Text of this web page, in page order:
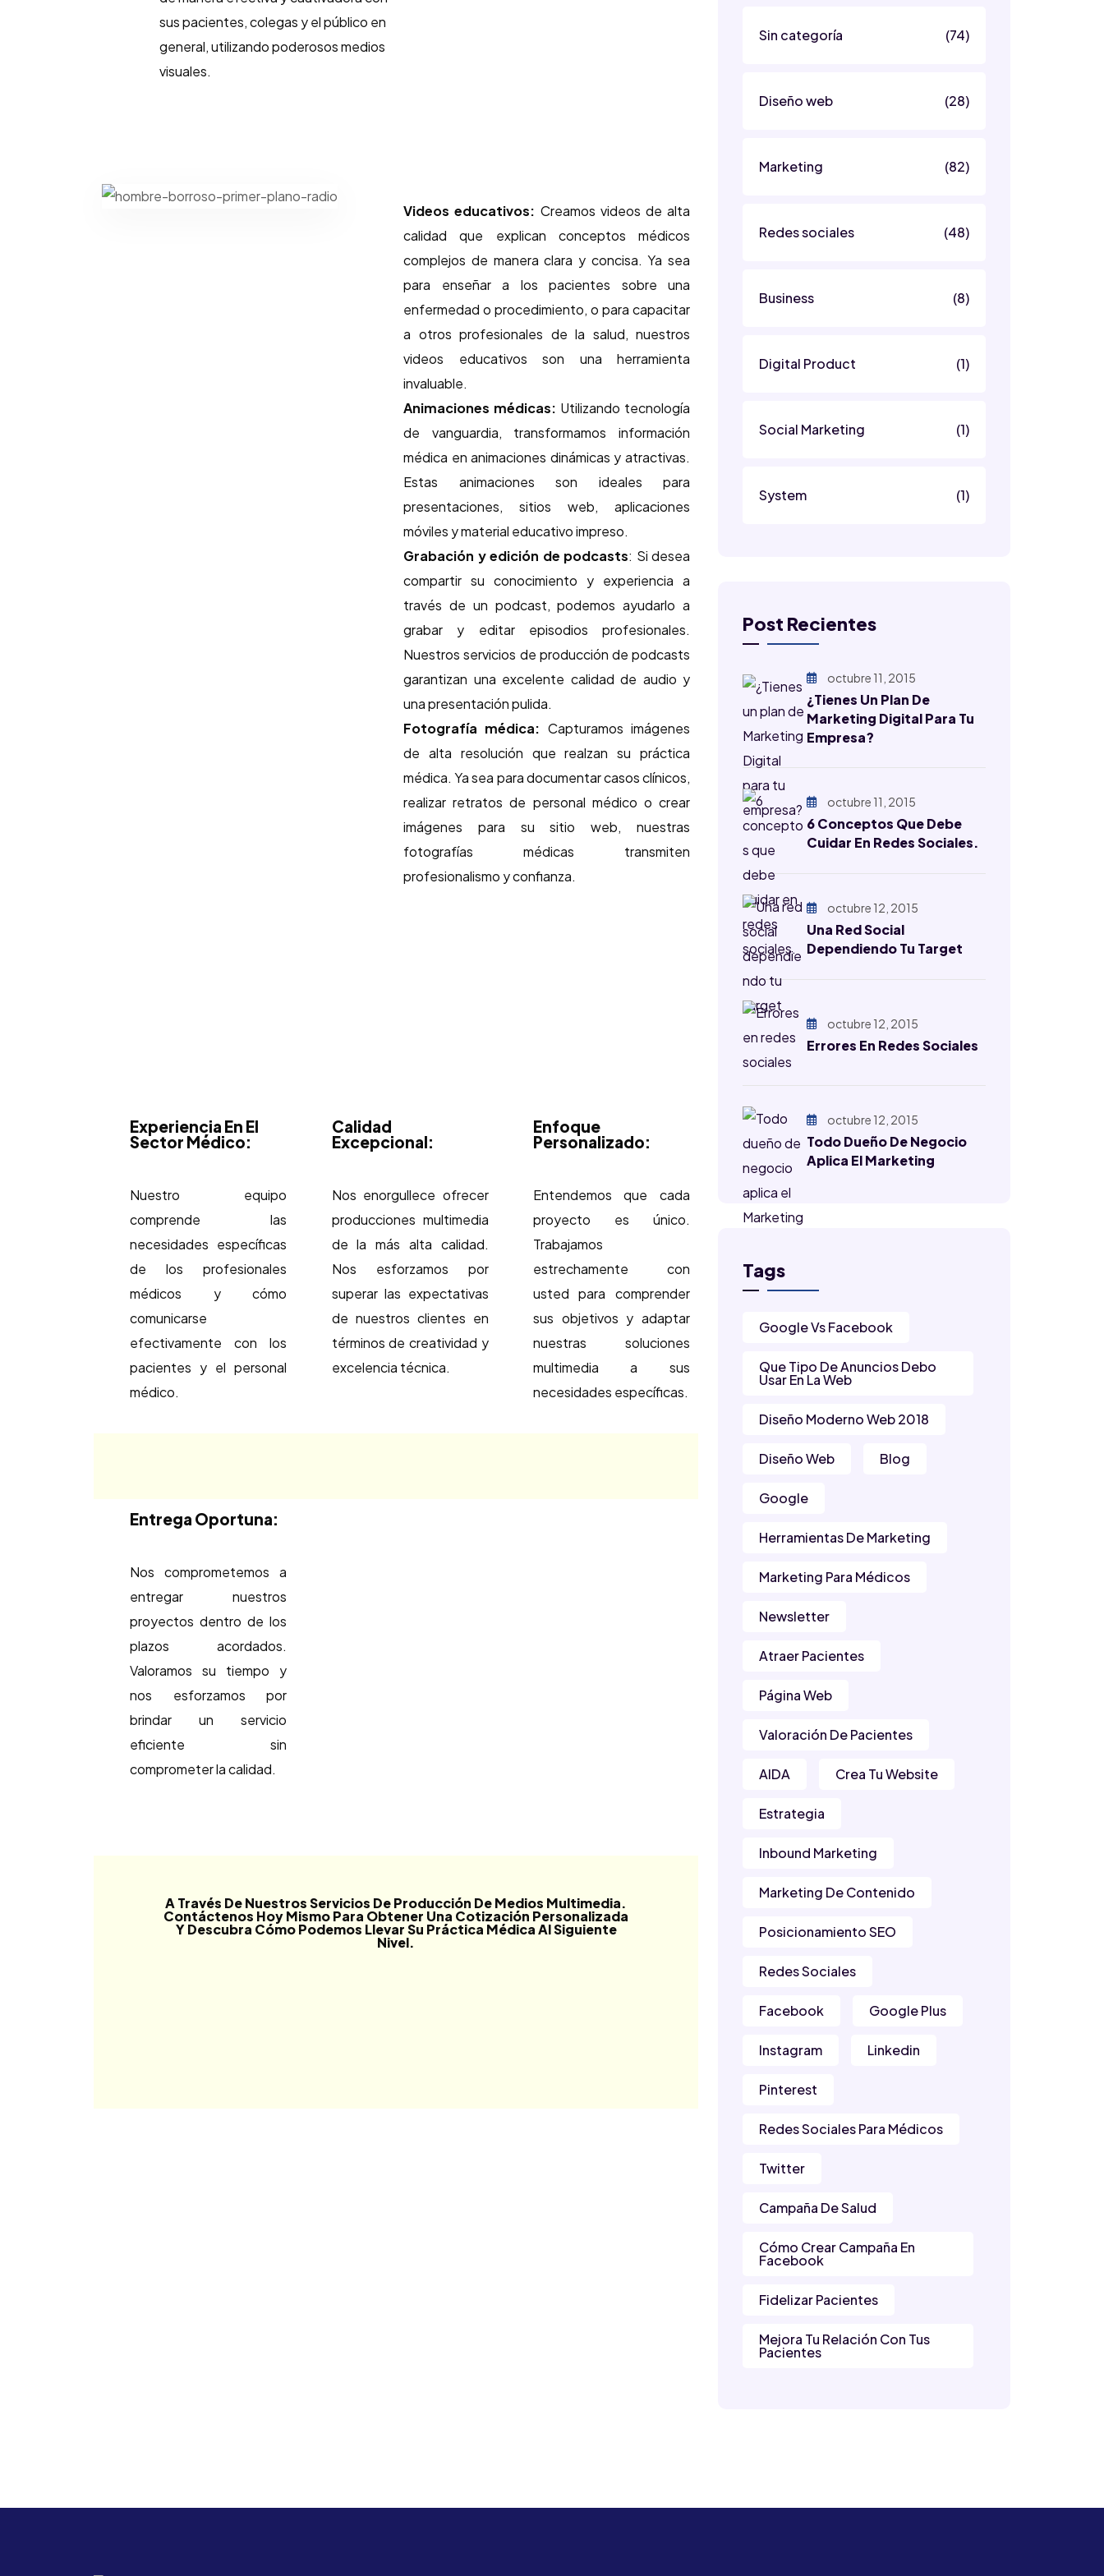
sus pacientes, colegas y el público en
general, utilizando poderosos medios
visuales.
Videos educativos: Creamos videos de alta
calidad que explican conceptos médicos
complejos de manera clara y concisa. Ya sea
para enseñar a los pacientes sobre una
enfermedad o procedimiento, o para capacitar
a otros profesionales de la salud, nuestros
videos educativos son una herramienta
invaluable.
Animaciones médicas: Utilizando tecnología
de vanguardia, transformamos información
médica en animaciones dinámicas y atractivas.
Estas animaciones son ideales para
presentaciones, sitios web, aplicaciones
móviles y material educativo impreso.
Grabación y edición de podcasts: Si desea
compartir su conocimiento y experiencia a
través de un podcast, podemos ayudarlo a
grabar y editar episodios profesionales.
Nuestros servicios de producción de podcasts
garantizan una excelente calidad de audio y
una presentación pulida.
Fotografía médica: Capturamos imágenes
de alta resolución que realzan su práctica
médica. Ya sea para documentar casos clínicos,
realizar retratos de personal médico o crear
imágenes para su sitio web, nuestras
fotografías médicas transmiten
profesionalismo y confianza.
Experiencia En El
Sector Médico:
Nuestro equipo
comprende las
necesidades específicas
de los profesionales
médicos y cómo
comunicarse
efectivamente con los
pacientes y el personal
médico.
Calidad
Excepcional:
Nos enorgullece ofrecer
producciones multimedia
de la más alta calidad.
Nos esforzamos por
superar las expectativas
de nuestros clientes en
términos de creatividad y
excelencia técnica.
Enfoque
Personalizado:
Entendemos que cada
proyecto es único.
Trabajamos
estrechamente con
usted para comprender
sus objetivos y adaptar
nuestras soluciones
multimedia a sus
necesidades específicas.
Entrega Oportuna:
Nos comprometemos a
entregar nuestros
proyectos dentro de los
plazos acordados.
Valoramos su tiempo y
nos esforzamos por
brindar un servicio
eficiente sin
comprometer la calidad.
A Través De Nuestros Servicios De Producción De Medios Multimedia.
Contáctenos Hoy Mismo Para Obtener Una Cotización Personalizada
Y Descubra Cómo Podemos Llevar Su Práctica Médica Al Siguiente
Nivel.
Sin categoría (74)
Diseño web (28)
Marketing (82)
Redes sociales (48)
Business (8)
Digital Product (1)
Social Marketing (1)
System (1)
Post Recientes
octubre 11, 2015
¿Tienes Un Plan De
Marketing Digital Para Tu
Empresa?
octubre 11, 2015
6 Conceptos Que Debe
Cuidar En Redes Sociales.
octubre 12, 2015
Una Red Social
Dependiendo Tu Target
octubre 12, 2015
Errores En Redes Sociales
octubre 12, 2015
Todo Dueño De Negocio
Aplica El Marketing
Tags
Google Vs Facebook
Que Tipo De Anuncios Debo
Usar En La Web
Diseño Moderno Web 2018
Diseño Web Blog
Google
Herramientas De Marketing
Marketing Para Médicos
Newsletter
Atraer Pacientes
Página Web
Valoración De Pacientes
AIDA Crea Tu Website
Estrategia
Inbound Marketing
Marketing De Contenido
Posicionamiento SEO
Redes Sociales
Facebook Google Plus
Instagram Linkedin
Pinterest
Redes Sociales Para Médicos
Twitter
Campaña De Salud
Cómo Crear Campaña En
Facebook
Fidelizar Pacientes
Mejora Tu Relación Con Tus
Pacientes